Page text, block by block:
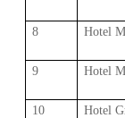
8 Hotel
9 Hotel
10 Hotel